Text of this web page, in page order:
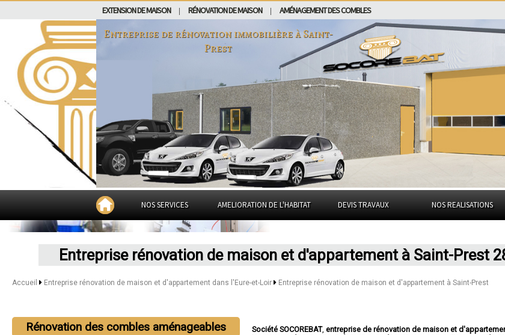
EXTENSION DE MAISON RÉNOVATION DE MAISON AMÉNAGEMENT DES COMBLES
Entreprise de rénovation immobilière àSaint-
Prest
NOS SERVICES AMELIORATION DE L'HABITAT DEVIS TRAVAUX NOS REALISATIONS
Entreprise rénovation de maison et d'appartement à Saint-Prest
Accueil Entreprise rénovation de maison et d'appartement dans l'Eure-et-Loir Entreprise rénovation de maison et d'appartement à Saint-Prest
Rénovation des combles aménageables Société SOCOREBAT,entreprise de rénovation de maison et